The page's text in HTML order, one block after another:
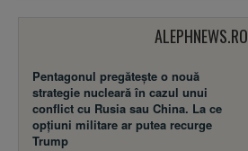
ALEPHNEWS.RO
Pentagonul pregătește o nouă
strategie nucleară în cazul unui
conflict cu Rusia sau China. La ce
opțiuni militare ar putea recurge
Trump